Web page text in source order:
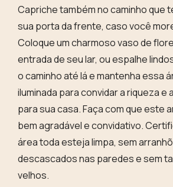
Capriche também no caminho que
sua porta da frente, caso você
Coloque um charmoso vaso de
entrada de seu lar, ou espalhe
o caminho até lá e mantenha essa
iluminada para convidar a riqueza e
para sua casa. Faça com que este
bem agradável e convidativo.
área toda esteja limpa, sem
descascados nas paredes e sem
velhos.